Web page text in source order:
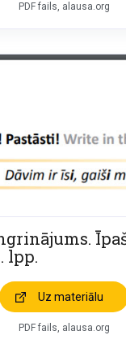
PDF fails, alausa.org
lpp.
Uz materiālu
PDF fails, alausa.org